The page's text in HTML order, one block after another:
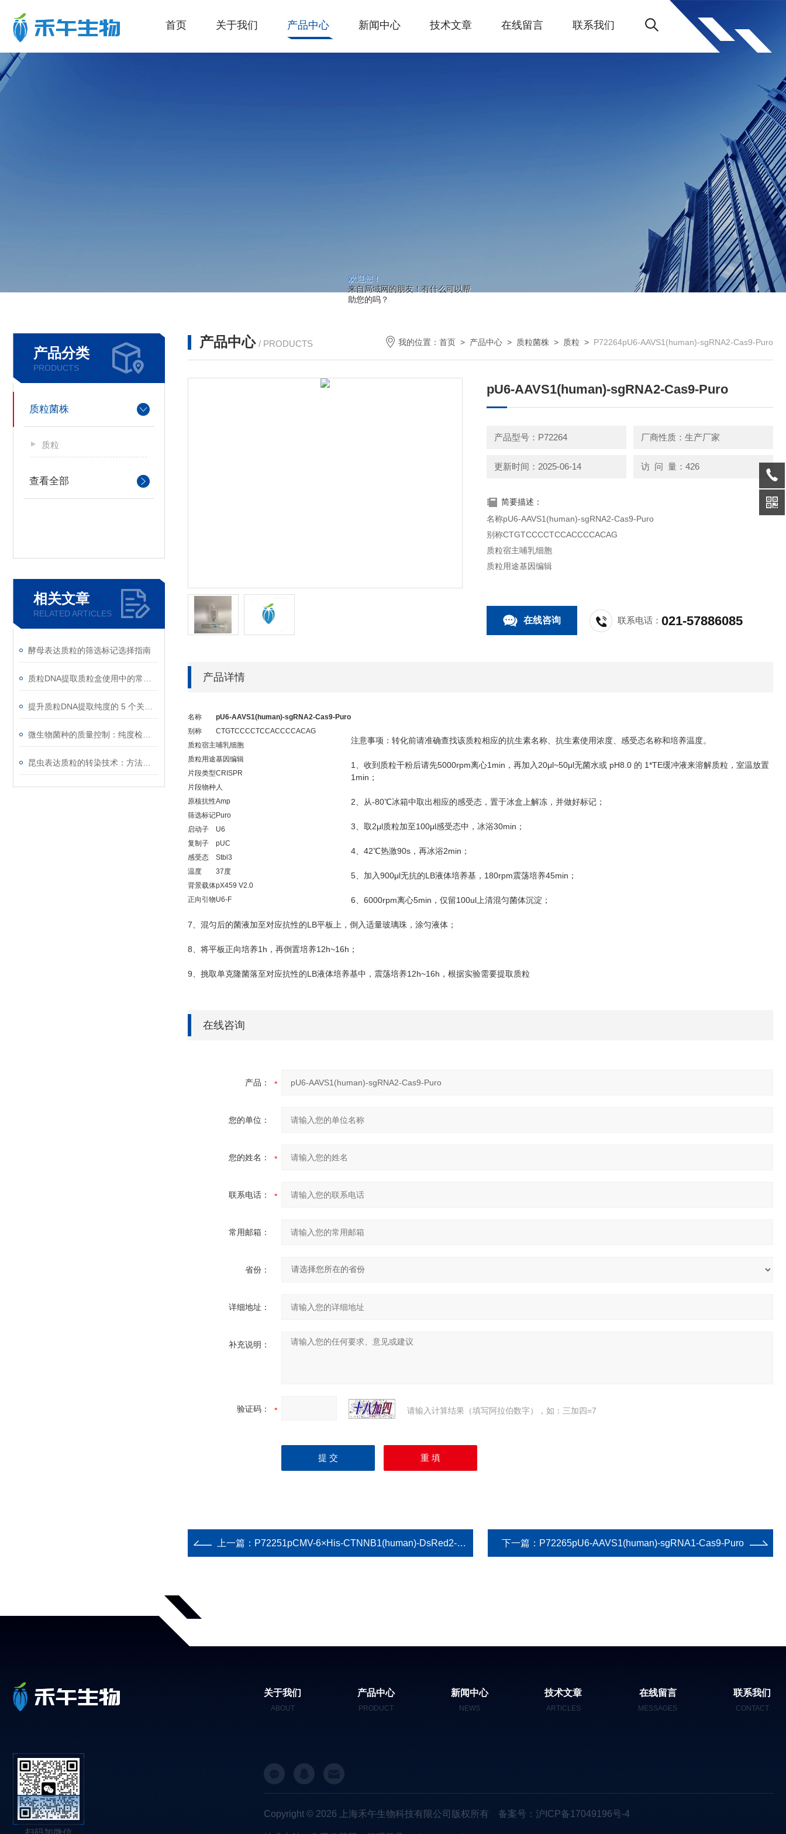
欢迎您！
来自局域网的朋友！有什么可以帮
助您的吗？
首页 关于我们 产品中心 新闻中心 技术文章 在线留言 联系我们
产品分类
PRODUCTS
质粒菌株
质粒
查看全部
相关文章
RELATED ARTICLES
酵母表达质粒的筛选标记选择指南
产品中心 / PRODUCTS 我的位置： 首页 > 产品中心 > 质粒菌株 > 质粒 > P72264pU6-AAVS1(human)-sgRNA2-Cas9-Puro
pU6-AAVS1(human)-sgRNA2-Cas9-Puro
产品型号：P72264 厂商性质：生产厂家
更新时间：2025-06-14 访 问 量：426
简要描述：
名称pU6-AAVS1(human)-sgRNA2-Cas9-Puro
别称CTGTCCCCTCCACCCCACAG
质粒宿主哺乳细胞
质粒用途基因编辑
在线咨询 联系电话：021-57886085
产品详情
名称
pU6-AAVS1(human)-sgRNA2-Cas9-Puro
别称
CTGTCCCCTCCACCCCACAG
质粒宿主哺乳细胞
质粒用途基因编辑
片段类型CRISPR
片段物种人
原核抗性Amp
筛选标记Puro
启动子
U6
复制子
pUC
感受态
Stbl3
温度
37度
背景载体pX459 V2.0
正向引物U6-F
注意事项：转化前请准确查找该质粒相应的抗生素名称、抗生素使用浓度、感受态名称和培养温度。
1 、收到质粒干粉后请先5000rpm离心1min ，再加入 20μl~50μl无菌水或 pH8.0 的 1*TE缓冲液来溶解质粒，室温放置
1min ；
2、从-80℃冰箱中取出相应的感受态，置于冰盒上解冻，并做好标记；
3、取 2μl质粒加至 100μl感受态中，冰浴30min ；
4、 42℃热激90s ，再冰浴2min ；
5、加入900μl无抗的LB液体培养基， 180rpm震荡培养45min ；
6、 6000rpm离心5min ，仅留100ul上清混匀菌体沉淀；
7、混匀后的菌液加至对应抗性的LB平板上，倒入适量玻璃珠，涂匀液体；
8、将平板正向培养1h ，再倒置培养12h~16h ；
9、挑取单克隆菌落至对应抗性的LB液体培养基中，震荡培养12h~16h ，根据实验需要提取质粒
在线咨询
产品：
您的单位：
您的姓名：
联系电话：
常用邮箱：
省份：
详细地址：
补充说明：
验证码： 请输入计算结果（填写阿拉伯数字），如：三加四=7
上一篇： P72251pCMV-6×His-CTNNB1(human)-DsRed2-Neo 下一篇： P72265pU6-AAVS1(human)-sgRNA1-Cas9-Puro
关于我们
ABOUT
产品中心
PRODUCT
新闻中心
NEWS
技术文章
ARTICLES
在线留言
MESSAGES
联系我们
CONTACT
Copyright © 2026 上海禾午生物科技有限公司版权所有 备案号：沪ICP备17049196号-4